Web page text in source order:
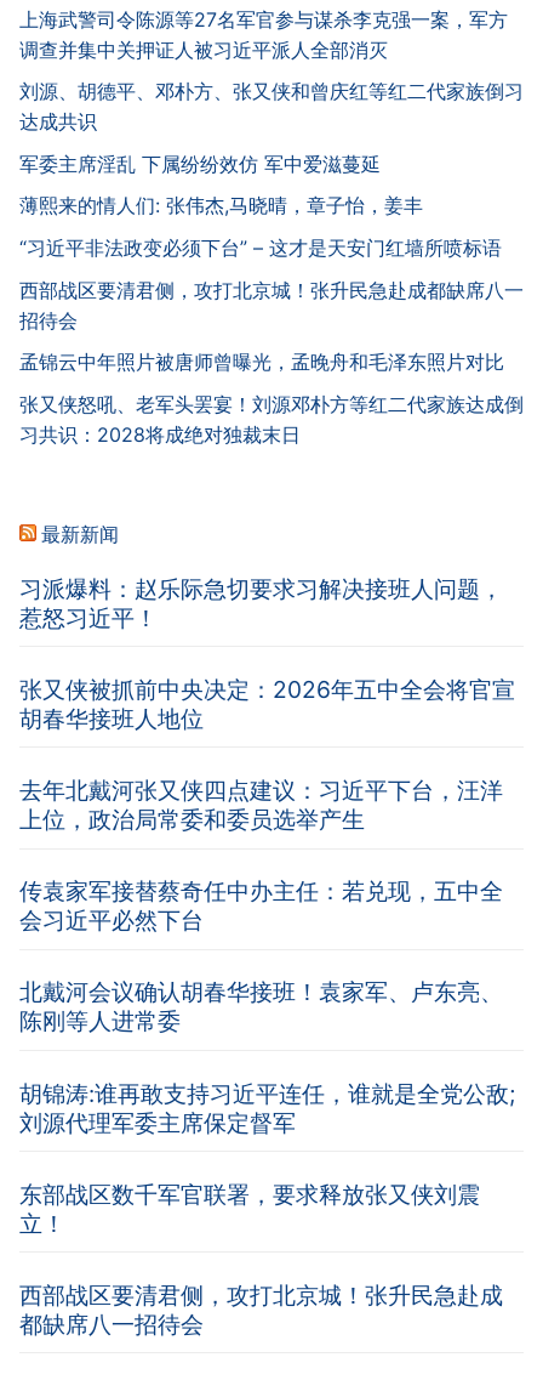
上海武警司令陈源等27名军官参与谋杀李克强一案，军方
调查并集中关押证人被习近平派人全部消灭
刘源、胡德平、邓朴方、张又侠和曾庆红等红二代家族倒习
达成共识
军委主席淫乱 下属纷纷效仿 军中爱滋蔓延
薄熙来的情人们: 张伟杰,马晓晴，章子怡，姜丰
“习近平非法政变必须下台” – 这才是天安门红墙所喷标语
西部战区要清君侧，攻打北京城！张升民急赴成都缺席八一
招待会
孟锦云中年照片被唐师曾曝光，孟晚舟和毛泽东照片对比
张又侠怒吼、老军头罢宴！刘源邓朴方等红二代家族达成倒
习共识：2028将成绝对独裁末日
最新新闻
习派爆料：赵乐际急切要求习解决接班人问题，
惹怒习近平！
张又侠被抓前中央决定：2026年五中全会将官宣
胡春华接班人地位
去年北戴河张又侠四点建议：习近平下台，汪洋
上位，政治局常委和委员选举产生
传袁家军接替蔡奇任中办主任：若兑现，五中全
会习近平必然下台
北戴河会议确认胡春华接班！袁家军、卢东亮、
陈刚等人进常委
胡锦涛:谁再敢支持习近平连任，谁就是全党公敌;
刘源代理军委主席保定督军
东部战区数千军官联署，要求释放张又侠刘震
立！
西部战区要清君侧，攻打北京城！张升民急赴成
都缺席八一招待会